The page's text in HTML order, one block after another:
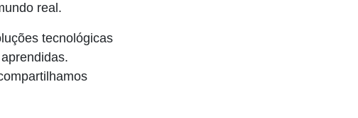
real.
tecnológicas